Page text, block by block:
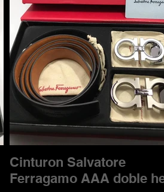
Cinturon Salvatore
Ferragamo AAA doble